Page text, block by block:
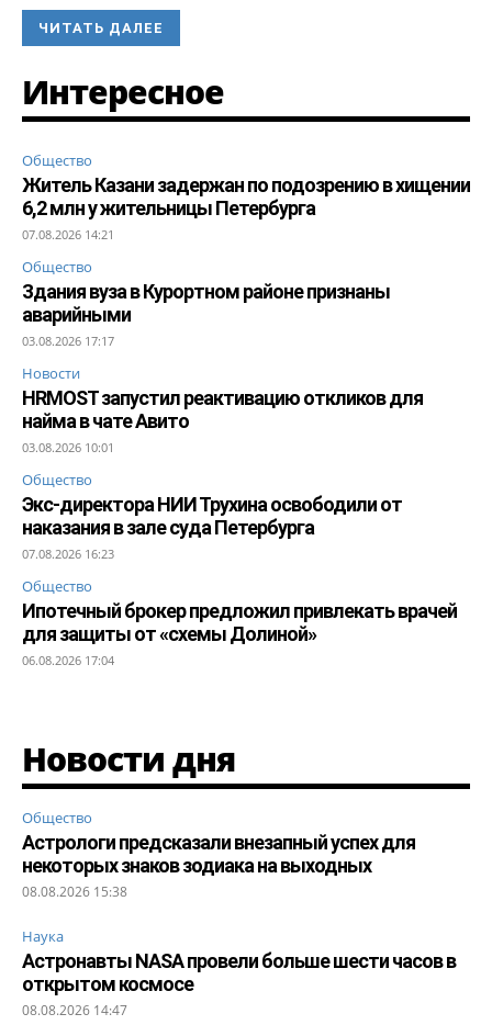
ЧИТАТЬ ДАЛЕЕ
Интересное
Общество
Житель Казани задержан по подозрению в хищении
6,2 млн у жительницы Петербурга
07.08.2026 14:21
Общество
Здания вуза в Курортном районе признаны
аварийными
03.08.2026 17:17
Новости
HRMOST запустил реактивацию откликов для
найма в чате Авито
03.08.2026 10:01
Общество
Экс-директора НИИ Трухина освободили от
наказания в зале суда Петербурга
07.08.2026 16:23
Общество
Ипотечный брокер предложил привлекать врачей
для защиты от «схемы Долиной»
06.08.2026 17:04
Новости дня
Общество
Астрологи предсказали внезапный успех для
некоторых знаков зодиака на выходных
08.08.2026 15:38
Наука
Астронавты NASA провели больше шести часов в
открытом космосе
08.08.2026 14:47